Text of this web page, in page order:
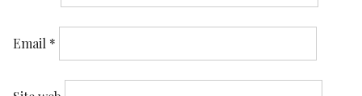
Email *